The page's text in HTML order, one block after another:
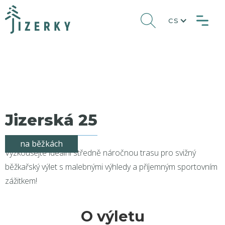
CS
Jizerská 25
na běžkách
Vyzkoušejte ideální středně náročnou trasu pro svižný
běžkařský výlet s malebnými výhledy a příjemným sportovním
zážitkem!
O výletu